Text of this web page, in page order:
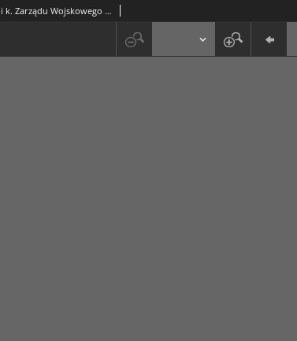
Dziennik Rozporządzeń c. i k. Zarządu Wojskowego w Polsce 1918-06-03 Cz. 11